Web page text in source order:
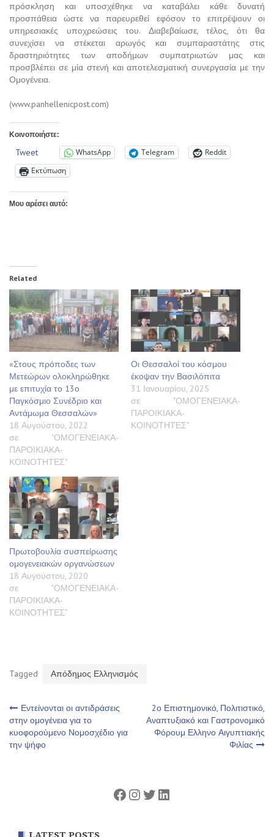
πρόσκληση και υποσχέθηκε να καταβάλει κάθε δυνατή
προσπάθεια ώστε να παρευρεθεί εφόσον το επιτρέψουν οι
υπηρεσιακές υποχρεώσεις του. Διαβεβαίωσε, τέλος, ότι θα
συνεχίσει να στέκεται αρωγός και συμπαραστάτης στις
δραστηριότητες των αποδήμων συμπατριωτών μας και
προσβλέπει σε μία στενή και αποτελεσματική συνεργασία με την
Ομογένεια.
(www.panhellenicpost.com)
Κοινοποιήστε:
Tweet WhatsApp Telegram
Reddit
Εκτύπωση
Μου αρέσει αυτό:
Related
«Στους πρόποδες των
Μετεώρων ολοκληρώθηκε
με επιτυχία το 13ο
Παγκόσμιο Συνέδριο και
Αντάμωμα Θεσσαλών»
18 Αυγούστου, 2022
σε "ΟΜΟΓΕΝΕΙΑΚΑ-
ΠΑΡΟΙΚΙΑΚΑ-
ΚΟΙΝΟΤΗΤΕΣ"
Οι Θεσσαλοί του κόσμου
έκοψαν την Βασιλόπιτα
31 Ιανουαρίου, 2025
σε "ΟΜΟΓΕΝΕΙΑΚΑ-
ΠΑΡΟΙΚΙΑΚΑ-
ΚΟΙΝΟΤΗΤΕΣ"
Πρωτοβουλία συσπείρωσης
ομογενειακών οργανώσεων
18 Αυγούστου, 2020
σε "ΟΜΟΓΕΝΕΙΑΚΑ-
ΠΑΡΟΙΚΙΑΚΑ-
ΚΟΙΝΟΤΗΤΕΣ"
Tagged Απόδημος Ελληνισμός
Πλοήγηση
άρθρων
Εντείνονται οι αντιδράσεις
στην ομογένεια για το
κυοφορούμενο Νομοσχέδιο για
την ψήφο
2ο Επιστημονικό, Πολιτιστικό,
Αναπτυξιακό και Γαστρονομικό
Φόρουμ Ελληνο Αιγυπτιακής
Φιλίας
Facebook
Instagram
Twitter
Linkedin